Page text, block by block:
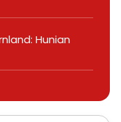
Hunian